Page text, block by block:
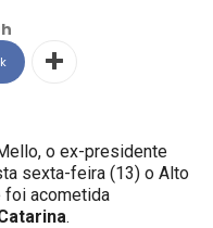
o ex-presidente
sexta-feira (13) o Alto
foi acometida
.